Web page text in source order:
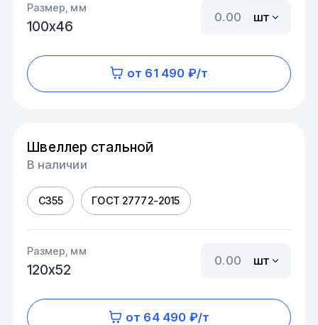
Размер, мм
100х46
шт
от 61 490 ₽/т
Швеллер стальной
В наличии
С355 ГОСТ 27772-2015
Размер, мм
120х52
шт
от 64 490 ₽/т